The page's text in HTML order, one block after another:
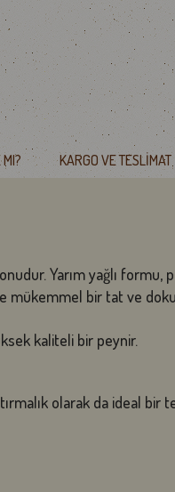
KARGO VE TESLIMAT
Yarım yağlı formu,
bir tat ve
kaliteli bir peynir.
olarak da ideal bir